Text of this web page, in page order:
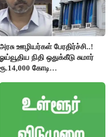
ஊழியர்கள் பேரதிர்ச்சி..!
நிதி ஒதுக்கீடு சுமார்
கோடி